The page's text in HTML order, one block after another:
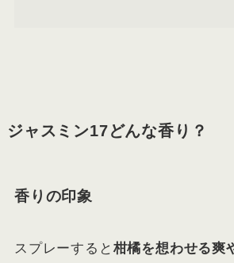
ジャスミン17どんな香り？
香りの印象
スプレーすると 柑橘を想わせる爽